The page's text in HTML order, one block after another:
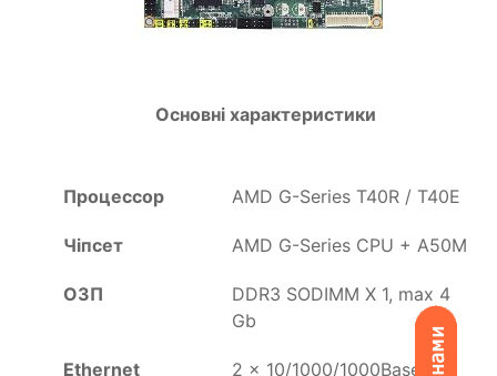
Основні характеристики
Процессор AMD G-Series T40R / T40E
Чіпсет AMD G-Series CPU + A50M
ОЗП
DDR3 SODIMM X 1, max 4
Gb
Ethernet 2 x 10/1000/1000Base-TX